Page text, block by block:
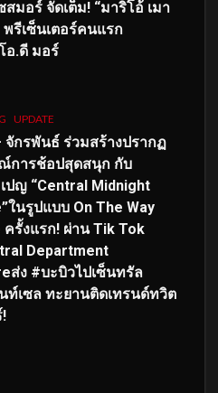
สมอร์ จัดเต็ม! “มาริโอ้ เมา
พรีเซ็นเตอร์คนแรก
อ.ดี มอร์
UPDATE
จักรพันธ์ ร่วมสร้างปรากฏ
การช้อปสุดสนุก กับ
ปญ “Central Midnight
ในรูปแบบ On The Way
ครั้งแรก! ผ่าน Tik Tok
Department
ส่ง #บะบิวไปเซ็นทรัล
ท์เซล ทะยานติดเทรนด์ทวิต